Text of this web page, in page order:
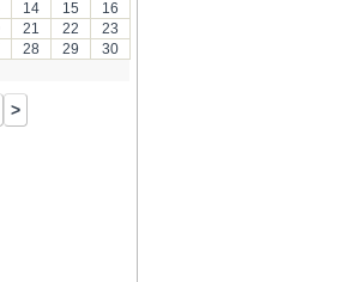
14 15
16
21 22
23
28 29
30